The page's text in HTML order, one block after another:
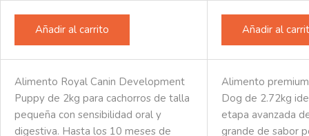
Añadir al carrito Añadir al
Alimento Royal Canin Development
Puppy de 2kg para cachorros de talla
pequeña con sensibilidad oral y
digestiva. Hasta los 10 meses de
Alimento
Dog de 2.72kg
etapa avanzada
grande de sabor